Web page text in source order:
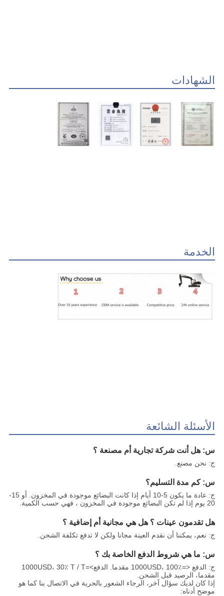
الشهادات
الخدمة
الأسئلة الشائعة
س: هل أنت شركة تجارية أم مصنعة ؟
ج: نحن مصنع.
س: كم مدة التسليم؟
ج: عادة ما يكون 5-10 أيام إذا كانت البضائع موجودة في المخزون. أو 15-
20 يوم إذا لم تكن البضائع موجودة في المخزون ، فهي حسب الكمية.
هل تقدمون عينات ؟ هل هي مجانية أم إضافية ؟
ج: نعم، يمكننا أن نقدم العينة مجانا ولكن لا تدفع تكلفة الشحن.
س: ما هي شروط الدفع الخاصة بك ؟
ج: الدفع <=1000USD، 100٪ مقدما. الدفع>=1000USD، 30٪ T / T
مقدما، الرصيد قبل الشحن.
إذا كان لديك سؤال آخر، الرجاء الشعور بالحرية في الاتصال بنا كما هو
موضح أدناه: